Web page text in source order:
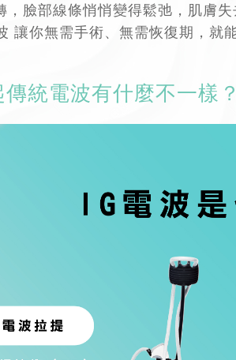
，臉部線條悄悄變得鬆弛，肌膚
讓你無需手術、無需恢復期，就
統電波有什麼不一樣